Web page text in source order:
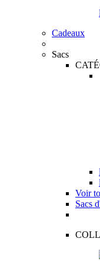
Cadeaux
Sacs
Voir
Sacs